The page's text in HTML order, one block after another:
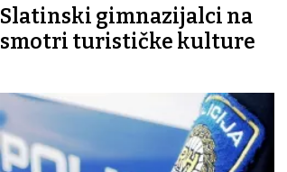
Slatinski gimnazijalci na
smotri turističke kulture